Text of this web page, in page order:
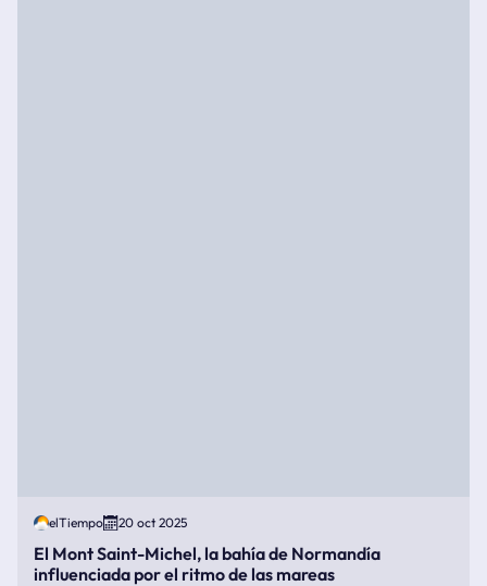
elTiempo 20 oct 2025
El Mont Saint-Michel, la bahía de Normandía
influenciada por el ritmo de las mareas